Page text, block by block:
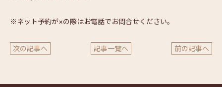
※ネット予約が×の際はお電話でお問合せください。
次の記事へ 記事一覧へ 前の記事へ